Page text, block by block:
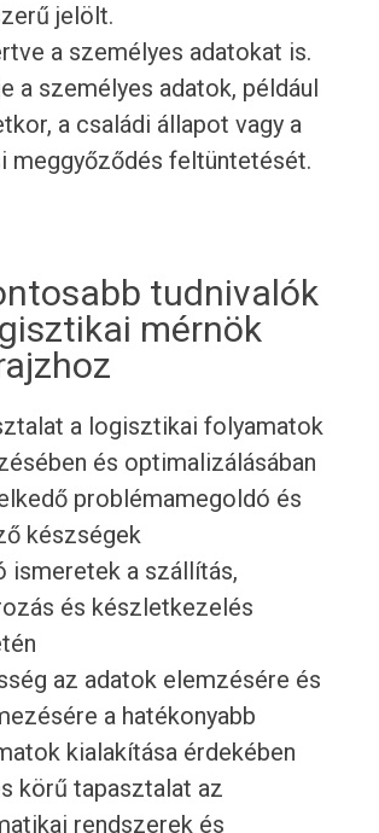
jelölt.
a személyes adatokat is.
a személyes adatok, például
a családi állapot vagy a
meggyőződés feltüntetését.
tudnivalók
mérnök
a logisztikai folyamatok
és optimalizálásában
problémamegoldó és
készségek
ismeretek a szállítás,
és készletkezelés
az adatok elemzésére és
a hatékonyabb
kialakítása érdekében
körű tapasztalat az
rendszerek és